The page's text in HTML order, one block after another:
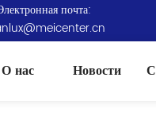
почта:
О нас Новости